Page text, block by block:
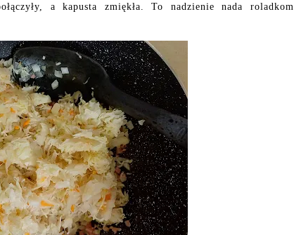
a kapusta zmiękła. To nadzienie nada roladkom